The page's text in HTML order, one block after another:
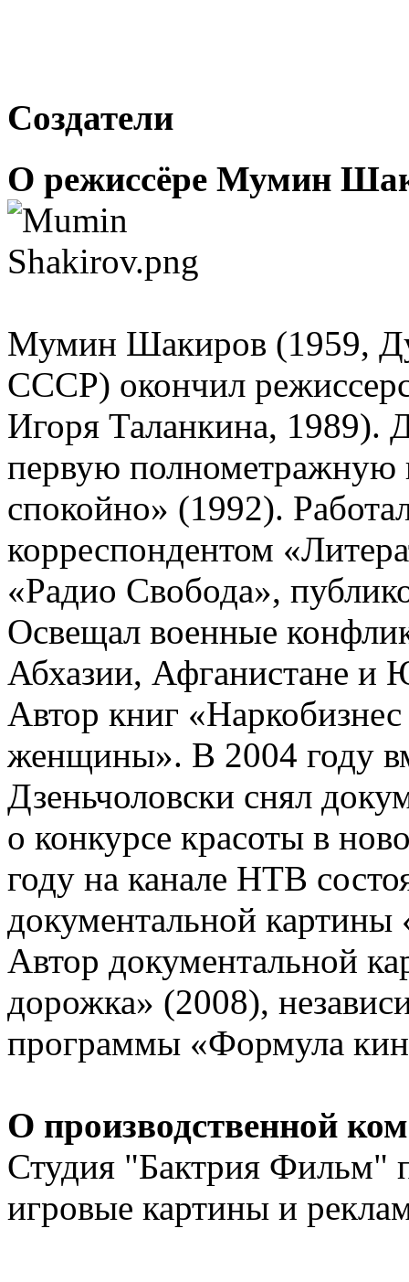
Создатели
О режиссёре Мумин
Мумин Шакиров (1959,
СССР) окончил
Игоря Таланкина, 1989).
первую полнометражную
спокойно» (1992).
корреспондентом
«Радио Свобода»,
Освещал военные
Абхазии, Афганистане и
Автор книг
женщины». В 2004 году
Дзеньчоловски снял
о конкурсе красоты в
году на канале НТВ
документальной
Автор документальной
дорожка» (2008),
программы «Формула
О производственной
Студия "Бактрия Фильм"
игровые картины и